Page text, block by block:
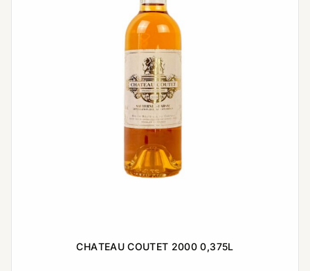
CHATEAU COUTET 2000 0,375L